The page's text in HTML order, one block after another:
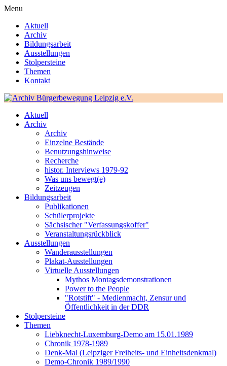
Menu
Aktuell
Archiv
Bildungsarbeit
Ausstellungen
Stolpersteine
Themen
Kontakt
Aktuell
Archiv
Archiv
Einzelne Bestände
Benutzungshinweise
Recherche
histor. Interviews 1979-92
Was uns bewegt(e)
Zeitzeugen
Bildungsarbeit
Publikationen
Schülerprojekte
Sächsischer "Verfassungskoffer"
Veranstaltungsrückblick
Ausstellungen
Wanderausstellungen
Plakat-Ausstellungen
Virtuelle Ausstellungen
Mythos Montagsdemonstrationen
Power to the People
"Rotstift" - Medienmacht, Zensur und
Öffentlichkeit in der DDR
Stolpersteine
Themen
Liebknecht-Luxemburg-Demo am 15.01.1989
Chronik 1978-1989
Denk-Mal (Leipziger Freiheits- und Einheitsdenkmal)
Demo-Chronik 1989/1990